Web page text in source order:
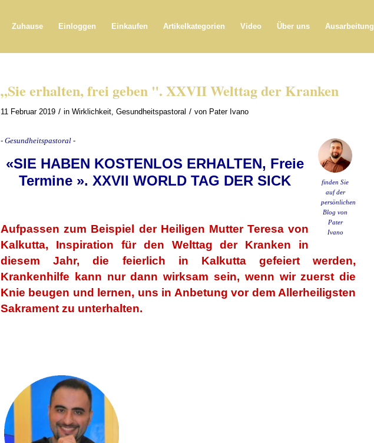
Zuhause Einloggen Einkaufen Artikelkategorien Video Über uns Ausarbeitung
„Sie erhalten, frei geben ". XXVII Welttag der Kranken
11 Februar 2019 / in Wirklichkeit, Gesundheitspastoral / von Pater Ivano
finden Sie
auf der
persönlichen
Blog von
Pater
Ivano
- Gesundheitspastoral -
«SIE HABEN KOSTENLOS ERHALTEN, Freie
Termine ». XXVII WORLD TAG DER SICK
Aufpassenzum Beispiel
der Heiligen Mutter Teresa von
Kalkutta, Inspiration für den Welttag der Kranken in
diesem Jahr, die feierlich in Kalkutta gefeiert werden,
Krankenhilfe kann nur dann wirksam sein, wenn wir zuerst die
Knie beugen und lernen, uns in Anbetung vor dem Allerheiligsten
Sakrament zu unterhalten.